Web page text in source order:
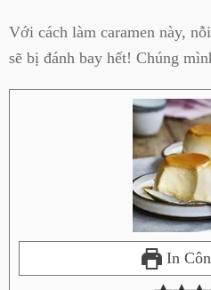
Với cách làm caramen này,
sẽ bị đánh bay hết! Chúng
In